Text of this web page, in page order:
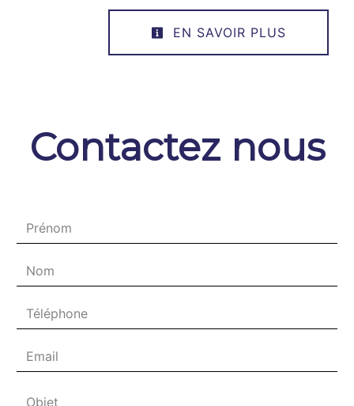
EN SAVOIR PLUS
Contactez nous